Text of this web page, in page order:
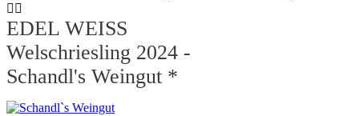
 
EDEL WEISS
Welschriesling 2024 -
Schandl's Weingut *